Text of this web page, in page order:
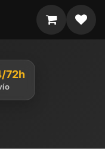
72h